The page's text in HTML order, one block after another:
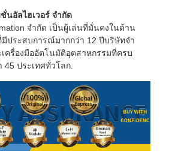
นอัลไฮเวอร์ จํากัด
จํากัด เป็นผู้เล่นที่มั่นคงในด้าน
ประสบการณ์มากกว่า 12 ปีบริษัทจํา
ครื่องมืออัตโนมัติอุตสาหกรรมที่ครบ
45 ประเทศทั่วโลก.